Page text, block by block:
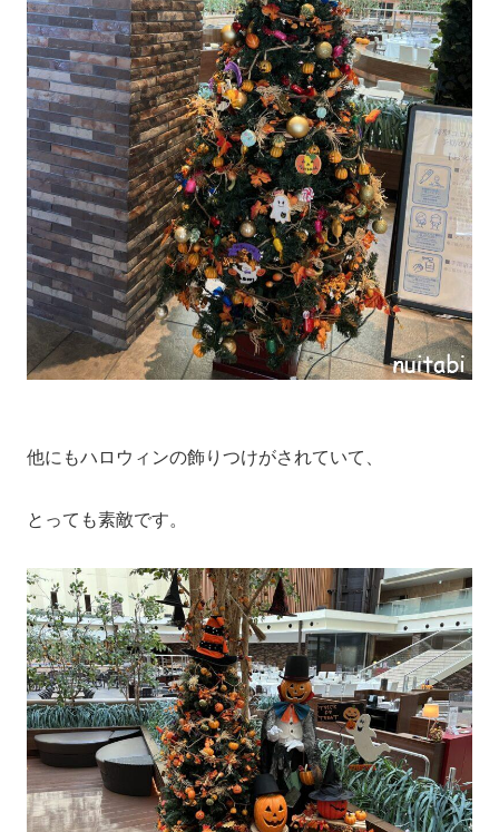
他にもハロウィンの飾りつけがされていて、
とっても素敵です。